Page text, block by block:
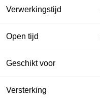
Verwerkingstijd
Open tijd
Geschikt voor
Versterking